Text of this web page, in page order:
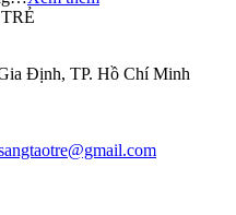
Định, TP. Hồ Chí Minh